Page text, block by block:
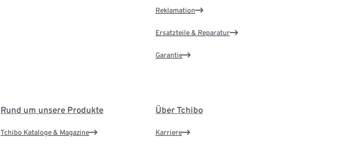
Reklamation
Ersatzteile & Reparatur
Garantie
Rund um unsere Produkte
Tchibo Kataloge & Magazine
Über Tchibo
Karriere